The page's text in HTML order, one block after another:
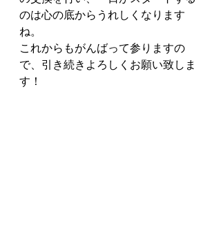
のは心の底からうれしくなります
ね。
これからもがんばって参りますの
で、引き続きよろしくお願い致しま
す！